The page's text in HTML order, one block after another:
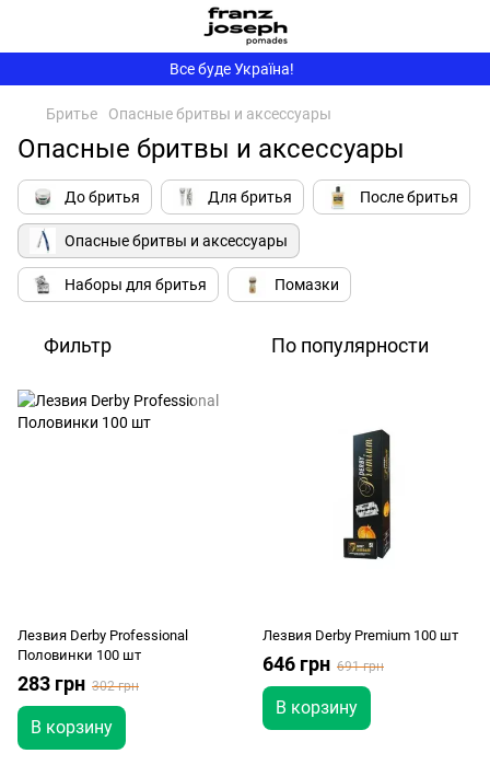
Все буде Україна!
Бритье Опасные бритвы и аксессуары
Опасные бритвы и аксессуары
До бритья Для бритья После бритья
Опасные бритвы и аксессуары
Наборы для бритья Помазки
Фильтр По популярности
Лезвия Derby Professional
Половинки 100 шт
283 грн 302 грн
В корзину
Лезвия Derby Premium 100 шт
646 грн 691 грн
В корзину